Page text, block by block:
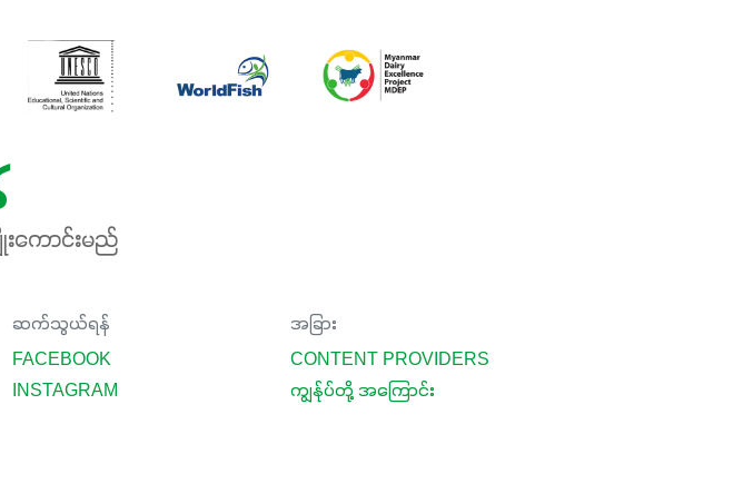
းကောင်းမည်
ဆက်သွယ်ရန်
FACEBOOK
INSTAGRAM
အခြား
CONTENT PROVIDERS
ကျွန်ုပ်တို့ အကြောင်း